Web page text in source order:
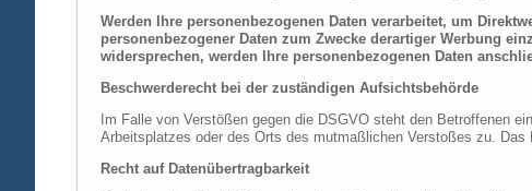
Werden Ihre personenbezogenen Daten verarbeitet, um
personenbezogener Daten zum Zwecke derartiger Werbung
widersprechen, werden Ihre personenbezogenen Daten
Beschwerderecht bei der zuständigen Aufsichtsbehörde
Im Falle von Verstößen gegen die DSGVO steht den Betroffenen
Arbeitsplatzes oder des Orts des mutmaßlichen Verstoßes zu.
Recht auf Datenübertragbarkeit